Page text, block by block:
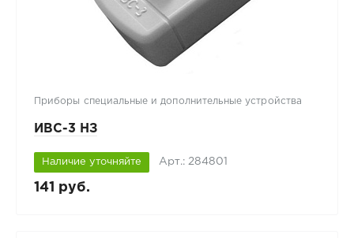
Приборы специальные и дополнительные устройства
ИВС-3 НЗ
Наличие уточняйте Арт.: 284801
141 руб.